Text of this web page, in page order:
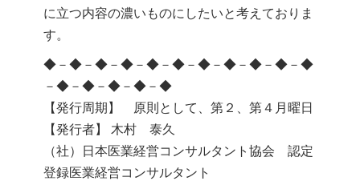
に立つ内容の濃いものにしたいと考えておりま
す。
◆－◆－◆－◆－◆－◆－◆－◆－◆－◆－◆
－◆－◆－◆－◆－◆
【発行周期】 原則として、第２、第４月曜日
【発行者】 木村 泰久
（社）日本医業経営コンサルタント協会 認定
登録医業経営コンサルタント